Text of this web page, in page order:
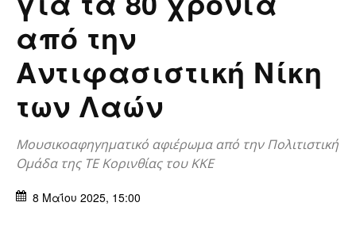
από την
Αντιφασιστική Νίκη
των Λαών
Μουσικοαφηγηματικό αφιέρωμα από την Πολιτιστική
Ομάδα της ΤΕ Κορινθίας του ΚΚΕ
8 Μαΐου 2025, 15:00